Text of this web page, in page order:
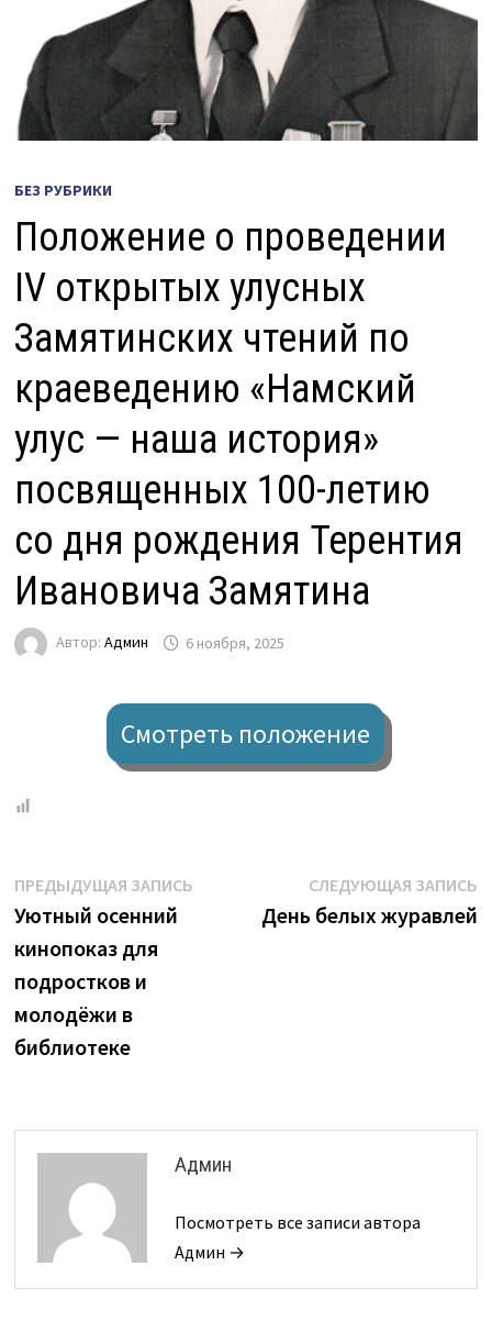
БЕЗ РУБРИКИ
Положение о проведении
IV открытых улусных
Замятинских чтений по
краеведению «Намский
улус — наша история»
посвященных 100-летию
со дня рождения Терентия
Ивановича Замятина
Автор: Админ 6 ноября, 2025
Смотреть положение
Навигация
по
записям
ПРЕДЫДУЩАЯ ЗАПИСЬПредыдущая
Уютный осенний
кинопоказ для
подростков и
молодёжи в
библиотеке
СЛЕДУЮЩАЯ ЗАПИСЬ
День белых журавлей
Админ
Посмотреть все записи автора
Админ →